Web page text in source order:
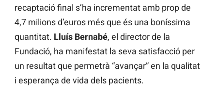
recaptació final s’ha incrementat amb prop de
4,7 milions d’euros més que és una boníssima
quantitat. Lluís Bernabé, el director de la
Fundació, ha manifestat la seva satisfacció per
un resultat que permetrà “avançar” en la qualitat
i esperança de vida dels pacients.